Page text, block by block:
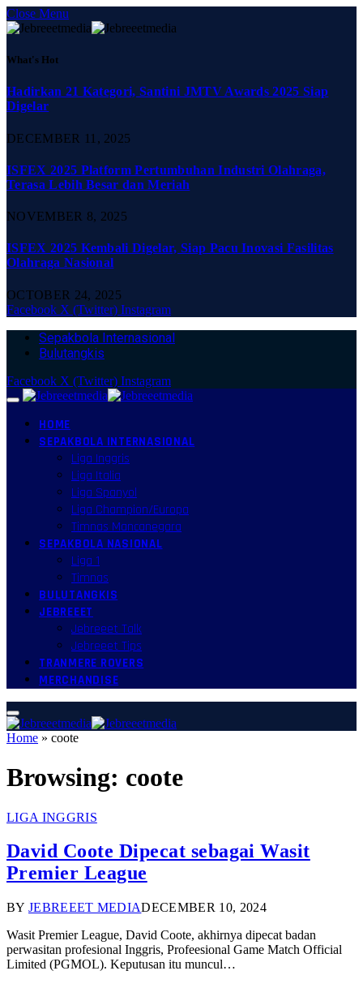
Close Menu
What's Hot
Hadirkan 21 Kategori, Santini JMTV Awards 2025 Siap
Digelar
DECEMBER 11, 2025
ISFEX 2025 Platform Pertumbuhan Industri Olahraga,
Terasa Lebih Besar dan Meriah
NOVEMBER 8, 2025
ISFEX 2025 Kembali Digelar, Siap Pacu Inovasi Fasilitas
Olahraga Nasional
OCTOBER 24, 2025
Facebook X (Twitter) Instagram
Sepakbola Internasional
Bulutangkis
Facebook X (Twitter) Instagram
HOME
SEPAKBOLA INTERNASIONAL
Liga Inggris
Liga Italia
Liga Spanyol
Liga Champion/Europa
Timnas Mancanegara
SEPAKBOLA NASIONAL
Liga 1
Timnas
BULUTANGKIS
JEBREEET
Jebreeet Talk
Jebreeet Tips
TRANMERE ROVERS
MERCHANDISE
Home » coote
Browsing: coote
LIGA INGGRIS
David Coote Dipecat sebagai Wasit
Premier League
BY JEBREEET MEDIADECEMBER 10, 2024
Wasit Premier League, David Coote, akhirnya dipecat badan
perwasitan profesional Inggris, Profeesional Game Match Official
Limited (PGMOL). Keputusan itu muncul…